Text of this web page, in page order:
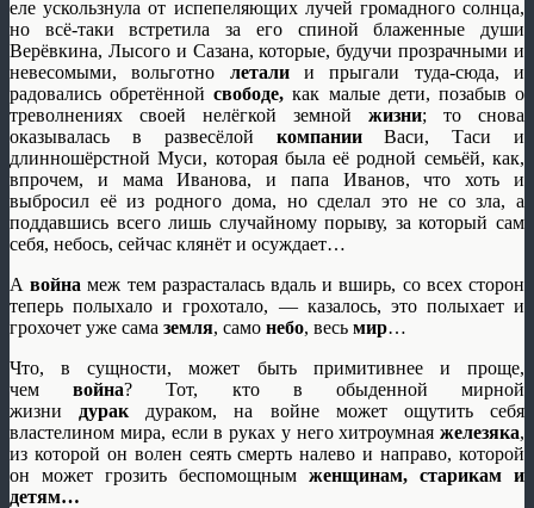
еле ускользнула от испепеляющих лучей громадного солнца,
но всё-таки встретила за его спиной блаженные души
Верёвкина, Лысого и Сазана, которые, будучи прозрачными и
невесомыми, вольготно леталии прыгали туда-сюда, и
радовались обретённой свободе, как малые дети, позабыв о
треволнениях своей нелёгкой земной жизни; то снова
оказывалась в развесёлой компанииВаси, Таси и
длинношёрстной Муси, которая была её родной семьёй, как,
впрочем, и мама Иванова, и папа Иванов, что хоть и
выбросил её из родного дома, но сделал это не со зла, а
поддавшись всего лишь случайному порыву, за который сам
себя, небось, сейчас клянёт и осуждает…
Авойна меж тем разрасталась вдаль и вширь, со всех сторон
теперь полыхало и грохотало, — казалось, это полыхает и
грохочет уже сама земля, само небо, весь мир…
Что, в сущности, может быть примитивнее и проще,
чем война? Тот, кто в обыденной мирной
жизни дурак дураком, на войне может ощутить себя
властелином мира, если в руках у него хитроумная железяка,
из которой он волен сеять смерть налево и направо, которой
он может грозить беспомощным женщинам, старикам и
детям…